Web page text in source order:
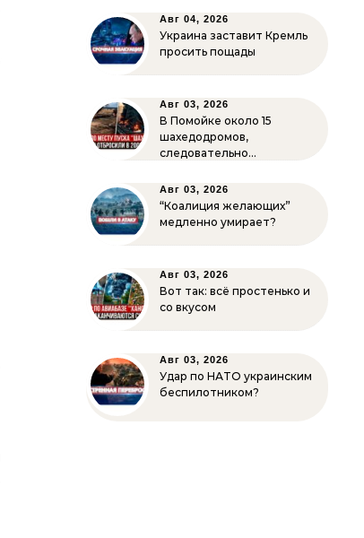
Авг 04, 2026
Украина заставит Кремль
просить пощады
Авг 03, 2026
В Помойке около 15
шахедодромов,
следовательно…
Авг 03, 2026
“Коалиция желающих”
медленно умирает?
Авг 03, 2026
Вот так: всё простенько и
со вкусом
Авг 03, 2026
Удар по НАТО украинским
беспилотником?